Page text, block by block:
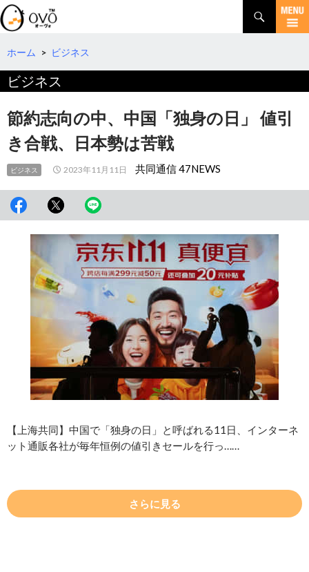
検
索
コ
テ
へ
動
ホーム > ビジネス
ビジネス
節約志向の中、中国「独身の日」 値引
き合戦、日本勢は苦戦
ビジネス 2023年11月11日 共同通信 47NEWS
【上海共同】中国で「独身の日」と呼ばれる11日、インターネ
ット通販各社が毎年恒例の値引きセールを行っ……
さらに見る